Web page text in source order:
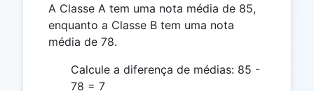
A Classe A tem uma nota média de 85,
enquanto a Classe B tem uma nota
média de 78.
Calcule a diferença de médias: 85 -
78 = 7